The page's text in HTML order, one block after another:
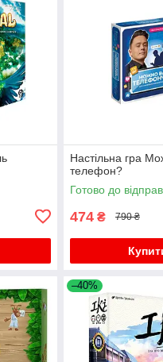
Настільна гра
телефон?
Готово до
474 ₴ 790 ₴
–40%